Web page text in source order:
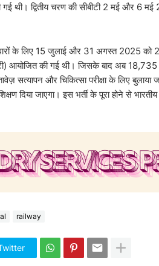
थी। द्वितीय चरण की सीबीटी 2 मई और 6
के लिए 15 जुलाई और 31 अगस्त 2025
आयोजित की गई थी। जिसके बाद अब 18,735
सत्यापन और चिकित्सा परीक्षा के लिए
दिया जाएगा। इस भर्ती के पूरा होने से
railway